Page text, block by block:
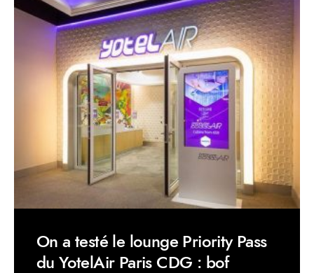
On a testé le lounge Priority Pass
du YotelAir Paris CDG : bof